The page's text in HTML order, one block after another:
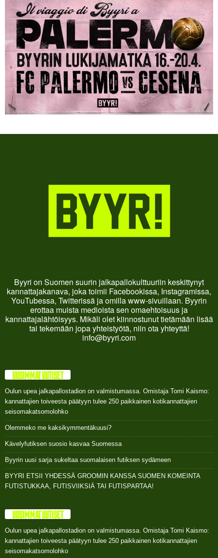
Byyri on Suomen suurin jalkapallokulttuuriin keskittynyt
kannattajakanava, joka toimii Facebookissa, Instagramissa,
YouTubessa, Twitterissä ja omilla www-sivuillaan. Byyrin
erottaa muista medioista sen omaehtoisuus ja
kannattajalähtöisyys. Mikäli olet kiinnostunut tietämään lisää
tai tekemään jopa yhteistyötä, niin ota yhteyttä!
info@byyri.com
UUSIMMAT UUTISET
Oulun upea jalkapallostadion on valmistumassa. Omistaja Tomi Kaismo:
kannattajien toiveesta päätyyn tulee 250 paikkainen kotikannattajien
seisomakatsomolohko
Olemmeko me kaksikymmentäkuusi?
Kävelyfutiksen suosio kasvaa Suomessa
Byyrin uusi sarja sukeltaa suomalaisen futiksen sydämeen
BYYRI ETSII YHDESSÄ GROOMIN KANSSA SUOMEN KOMEINTA
FUTISTUKKAA, FUTISVIIKSIÄ TAI FUTISPARTAA!
UUSIMMAT UUTISET
Oulun upea jalkapallostadion on valmistumassa. Omistaja Tomi Kaismo:
kannattajien toiveesta päätyyn tulee 250 paikkainen kotikannattajien
seisomakatsomolohko